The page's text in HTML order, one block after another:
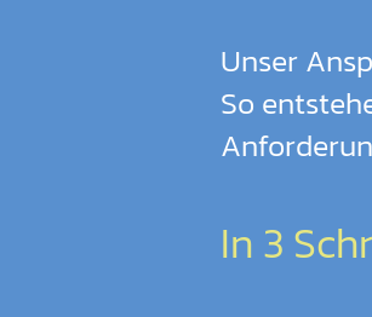
Unser
So
In 3